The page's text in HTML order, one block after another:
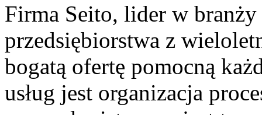
Firma Seito, lider w
przedsiębiorstwa z
bogatą ofertę pomocną
usług jest organizacja